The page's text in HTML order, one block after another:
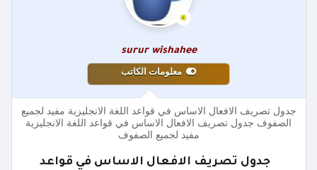
surur wishahee
معلومات الكاتب
جدول تصريف الافعال الاساس في قواعد اللغة الانجليزية مفيد لجميع
الصفوف جدول تصريف الافعال الاساس في قواعد اللغة الانجليزية
مفيد لجميع الصفوف
جدول تصريف الافعال الاساس في قواعد